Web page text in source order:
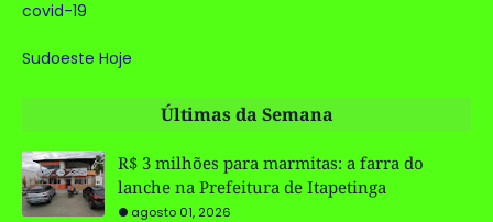
covid-19
Sudoeste Hoje
Últimas da Semana
R$ 3 milhões para marmitas: a farra do
lanche na Prefeitura de Itapetinga
agosto 01, 2026